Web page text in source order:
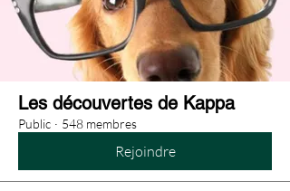
Les découvertes de Kappa
Public · 548 membres
Rejoindre